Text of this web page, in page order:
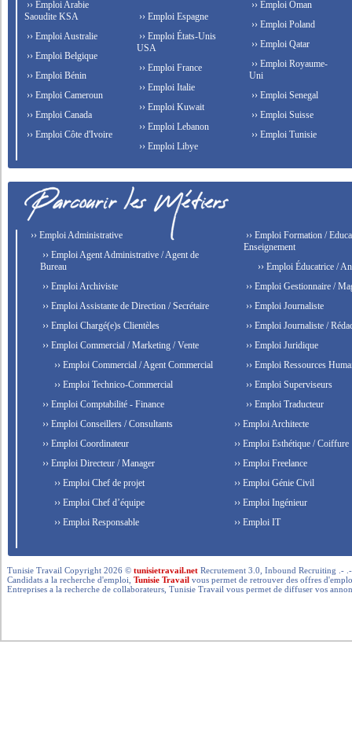
›› Emploi Arabie
Saoudite KSA
›› Emploi Australie
›› Emploi Belgique
›› Emploi Bénin
›› Emploi Cameroun
›› Emploi Canada
›› Emploi Côte d'Ivoire
›› Emploi Espagne
›› Emploi États-Unis
USA
›› Emploi France
›› Emploi Italie
›› Emploi Kuwait
›› Emploi Lebanon
›› Emploi Libye
›› Emploi Oman
›› Emploi Poland
›› Emploi Qatar
›› Emploi Royaume-
Uni
›› Emploi Senegal
›› Emploi Suisse
›› Emploi Tunisie
›› Emploi Administrative
›› Emploi Agent Administrative / Agent de
Bureau
›› Emploi Archiviste
›› Emploi Assistante de Direction / Secrétaire
›› Emploi Chargé(e)s Clientèles
›› Emploi Commercial / Marketing / Vente
›› Emploi Commercial / Agent Commercial
›› Emploi Technico-Commercial
›› Emploi Comptabilité - Finance
›› Emploi Conseillers / Consultants
›› Emploi Coordinateur
›› Emploi Directeur / Manager
›› Emploi Chef de projet
›› Emploi Chef d’équipe
›› Emploi Responsable
›› Emploi Formation /
Enseignement
›› Emploi Éducatrice /
›› Emploi Gestionnaire /
›› Emploi Journaliste
›› Emploi Journaliste /
›› Emploi Juridique
›› Emploi Ressources
›› Emploi Superviseurs
›› Emploi Traducteur
›› Emploi Architecte
›› Emploi Esthétique / Coiffure
›› Emploi Freelance
›› Emploi Génie Civil
›› Emploi Ingénieur
›› Emploi IT
Tunisie Travail Copyright 2026 ©tunisietravail.net Recrutement 3.0, Inbound Recruiting .-
Candidats a la recherche d'emploi,Tunisie Travail vous permet de retrouver des offres
Entreprises a la recherche de collaborateurs, Tunisie Travail vous permet de diffuser vos